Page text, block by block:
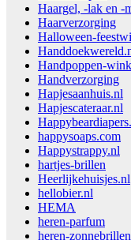
Haargel, -lak en -
Haarverzorging
Halloween-
Handpoppen-
Handverzorging
Hapjesaanhuis.nl
Hapjescateraar.nl
happysoaps.com
Happystrappy.nl
hartjes-brillen
Heerlijkehuisjes.nl
hellobier.nl
HEMA
heren-parfum
heren-zonnebrillen